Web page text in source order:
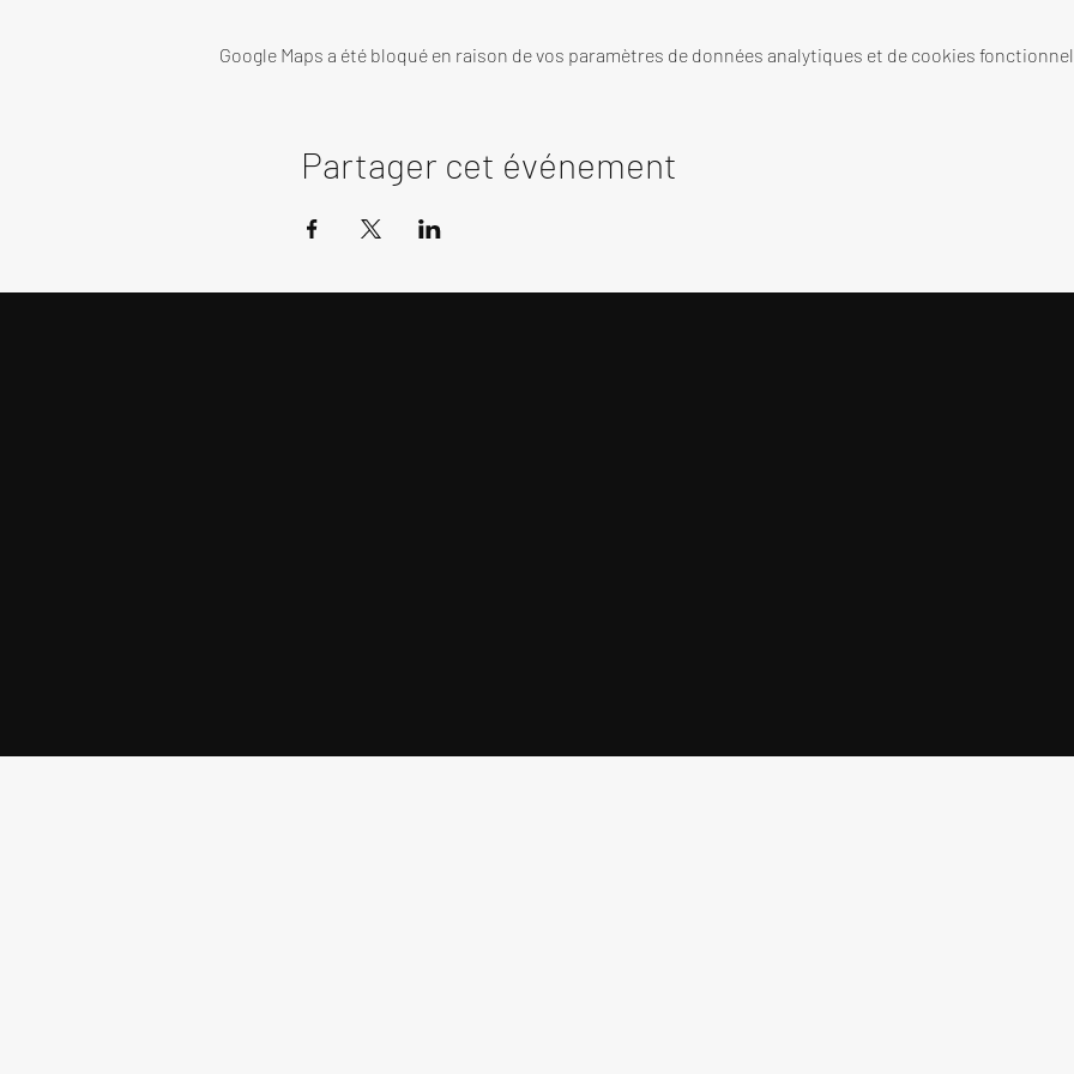
Google Maps a été bloqué en raison de vos paramètres de données analytiques et de cookies
Partager cet événement